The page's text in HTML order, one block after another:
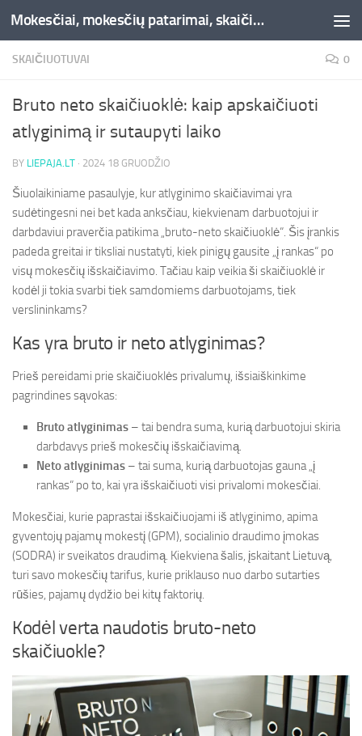
Skip to content Mokesčiai, mokesčių patarimai, skaičiuoklės, straipsniai -Liepaja.lt
SKAIČIUOTUVAI 0
Bruto neto skaičiuoklė: kaip apskaičiuoti
atlyginimą ir sutaupyti laiko
BY LIEPAJA.LT · 2024 18 GRUODŽIO
Šiuolaikiniame pasaulyje, kur atlyginimo skaičiavimai yra
sudėtingesni nei bet kada anksčiau, kiekvienam darbuotojui ir
darbdaviui praverčia patikima „bruto-neto skaičiuoklė“. Šis įrankis
padeda greitai ir tiksliai nustatyti, kiek pinigų gausite „į rankas“ po
visų mokesčių išskaičiavimo. Tačiau kaip veikia ši skaičiuoklė ir
kodėl ji tokia svarbi tiek samdomiems darbuotojams, tiek
verslininkams?
Kas yra bruto ir neto atlyginimas?
Prieš pereidami prie skaičiuoklės privalumų, išsiaiškinkime
pagrindines sąvokas:
Bruto atlyginimas – tai bendra suma, kurią darbuotojui skiria
darbdavys prieš mokesčių išskaičiavimą.
Neto atlyginimas – tai suma, kurią darbuotojas gauna „į
rankas“ po to, kai yra išskaičiuoti visi privalomi mokesčiai.
Mokesčiai, kurie paprastai išskaičiuojami iš atlyginimo, apima
gyventojų pajamų mokestį (GPM), socialinio draudimo įmokas
(SODRA) ir sveikatos draudimą. Kiekviena šalis, įskaitant Lietuvą,
turi savo mokesčių tarifus, kurie priklauso nuo darbo sutarties
rūšies, pajamų dydžio bei kitų faktorių.
Kodėl verta naudotis bruto-neto
skaičiuokle?